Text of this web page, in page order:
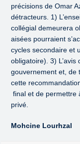
précisions de Omar
détracteurs. 1)
collégial demeurera
aisées pourraient
cycles secondaire et
obligatoire). 3) L’avis
gouvernement et, de
cette
final et de permettre
privé.
Mohcine Lourhzal